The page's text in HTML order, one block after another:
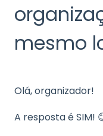
mesmo
Olá, organizador!
A resposta é SIM!